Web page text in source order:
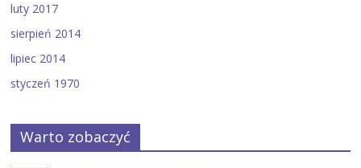
luty 2017
sierpień 2014
lipiec 2014
styczeń 1970
Warto zobaczyć